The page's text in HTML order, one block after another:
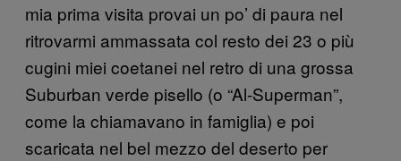
mia prima visita provai un po’ di paura nel
ritrovarmi ammassata col resto dei 23 o più
cugini miei coetanei nel retro di una grossa
Suburban verde pisello (o “Al-Superman”,
come la chiamavano in famiglia) e poi
scaricata nel bel mezzo del deserto per